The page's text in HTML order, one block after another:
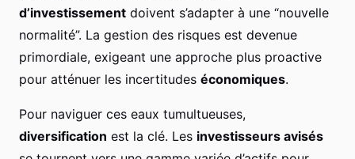
d’investissement doivent s’adapter à une “nouvelle
normalité”. La gestion des risques est devenue
primordiale, exigeant une approche plus proactive
pour atténuer les incertitudes économiques.
Pour naviguer ces eaux tumultueuses,
diversification est la clé. Les investisseurs avisés